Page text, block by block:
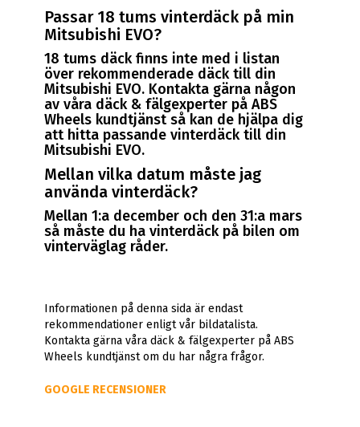
Passar 18 tums vinterdäck på min
Mitsubishi EVO?
18 tums däck finns inte med i listan
över rekommenderade däck till din
Mitsubishi EVO. Kontakta gärna någon
av våra däck & fälgexperter på ABS
Wheels kundtjänst så kan de hjälpa dig
att hitta passande vinterdäck till din
Mitsubishi EVO.
Mellan vilka datum måste jag
använda vinterdäck?
Mellan 1:a december och den 31:a mars
så måste du ha vinterdäck på bilen om
vinterväglag råder.
Informationen på denna sida är endast
rekommendationer enligt vår bildatalista.
Kontakta gärna våra däck & fälgexperter på ABS
Wheels kundtjänst om du har några frågor.
GOOGLE RECENSIONER